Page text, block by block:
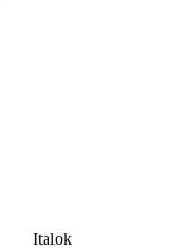
Italok